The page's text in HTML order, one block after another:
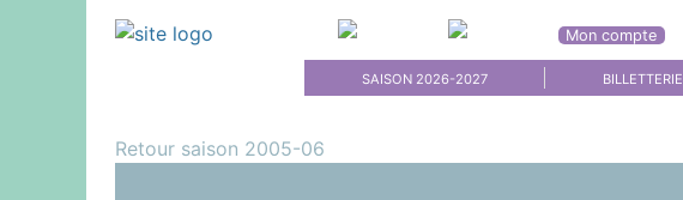
Mon compte
SAISON 2026-2027 BILLETTERIE
Retour saison 2005-06